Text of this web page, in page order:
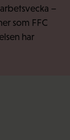
–
som FFC
har